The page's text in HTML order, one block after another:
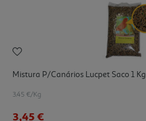
Mistura P/canários Lucpet Saco 1 Kg
3.45 €/Kg
3,45 €